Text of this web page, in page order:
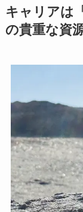
キャリアは
の貴重な資